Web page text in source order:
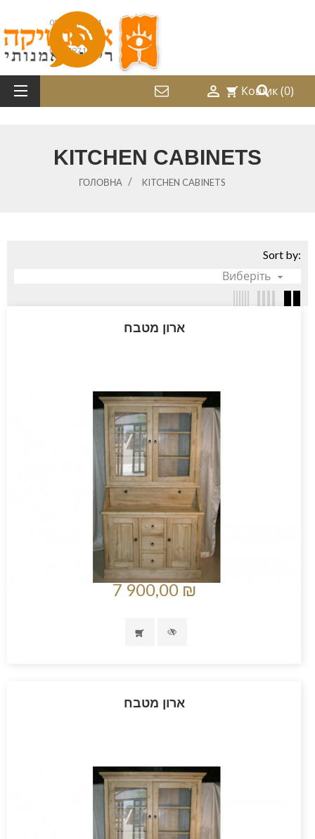
052-2487214
08-9797169
shopping_cart Кошик(0)

KITCHEN CABINETS
ГОЛОВНА KITCHEN CABINETS
Sort by:
Виберіть 
ארון מטבח
7 900,00 ₪
ארון מטבח